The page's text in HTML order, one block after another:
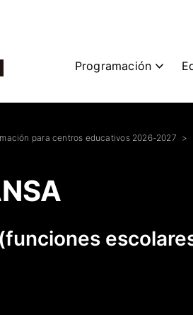
Programación
para centros educativos 2026-2027